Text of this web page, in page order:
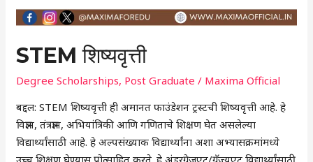
STEM शिष्यवृत्ती
Degree Scholarships, Post Graduate / Maxima Official
बद्दल: STEM शिष्यवृत्ती ही अमानत फाउंडेशन ट्रस्टची शिष्यवृत्ती आहे. हे
विज्ञान, तंत्रज्ञान, अभियांत्रिकी आणि गणिताचे शिक्षण घेत असलेल्या
विद्यार्थ्यांसाठी आहे. हे अल्पसंख्याक विद्यार्थ्यांना अशा अभ्यासक्रमांमध्ये